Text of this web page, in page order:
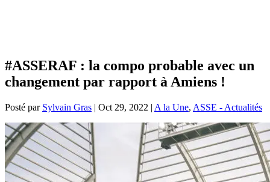
#ASSERAF : la compo probable avec un
changement par rapport à Amiens !
Posté par Sylvain Gras | Oct 29, 2022 | A la Une, ASSE - Actualités